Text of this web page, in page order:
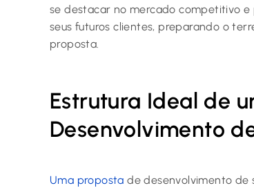
se destacar no mercado competitivo
seus futuros clientes, preparando o
proposta.
Estrutura Ideal de
Desenvolvimento
Uma proposta de desenvolvimento de